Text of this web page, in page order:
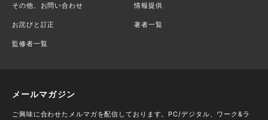
その他、お問い合わせ 情報提供
お詫びと訂正 著者一覧
監修者一覧
メールマガジン
ご興味に合わせたメルマガを配信しております。PC/デジタル、ワーク&ラ